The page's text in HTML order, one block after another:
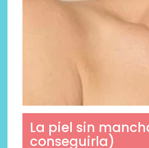
La piel sin
conseguirla)
Descubre cómo
profesional va
cabinas a tu